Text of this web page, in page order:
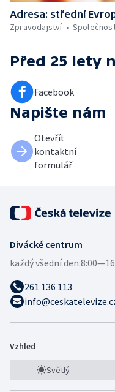
Adresa: střední
Zpravodajství
Před 25 lety
Facebook
Napište nám
Otevřít
kontaktní
formulář
Divácké centrum
každý všední den:
261 136 113
Vzhled
Světlý